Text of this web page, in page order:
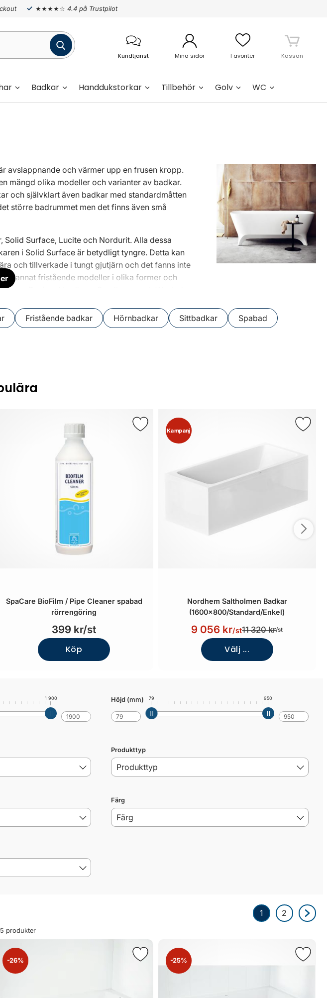
★★★★☆ 4.4 på Trustpilot
Kundtjänst Mina sidor Favoriter Kassan
Badkar Handdukstorkar Tillbehör Golv WC
avslappnande och värmer upp en frusen kropp.
mängd olika modeller och varianter av badkar.
och självklart även badkar med standardmåtten
större badrummet men det finns även små
Surface, Lucite och Nordurit. Alla dessa
i Solid Surface är betydligt tyngre. Detta kan
och tillverkade i tungt gjutjärn och det fanns inte
annat fristående modeller i olika former och
Design, Nordhem, Svedbergs och Westerbergs.
Fristående badkar Hörnbadkar Sittbadkar
Spabad
SpaCare BioFilm / Pipe Cleaner spabad
rörrengöring
399 kr/st
Köp
Kampanj
Nordhem Saltholmen Badkar
(1600x800/Standard/Enkel)
9 056 kr/st11 320 kr/st
Välj ...
1 900 Höjd (mm) 79 950
Produkttyp
Färg
1 2
produkter
-26% -25%